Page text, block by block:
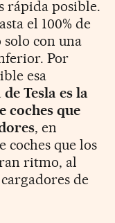
rápida posible.
el 100% de
con una
Por
esa
Tesla es la
coches que
, en
coches que los
ritmo, al
de